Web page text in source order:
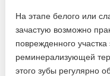
На этапе белого или
зачастую возможно
поврежденного
реминерализующей
этого зубы регулярно